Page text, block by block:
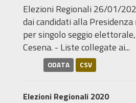
Elezioni Regionali 26/01/
dai candidati alla
per singolo seggio
Cesena. - Liste collegate ai...
ODATA CSV
Elezioni Regionali 2020